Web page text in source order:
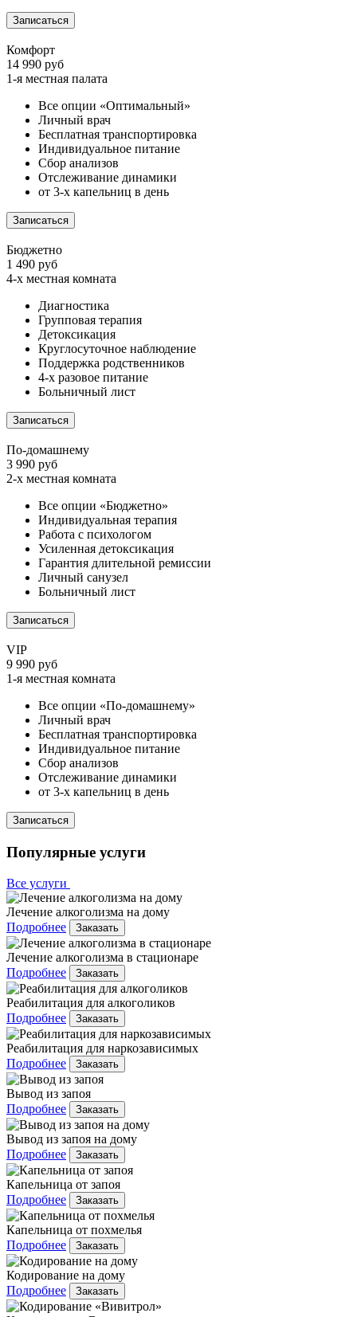
Записаться
Комфорт
14 990 руб
1-я местная палата
Все опции «Оптимальный»
Личный врач
Бесплатная транспортировка
Индивидуальное питание
Сбор анализов
Отслеживание динамики
от 3-х капельниц в день
Записаться
Бюджетно
1 490 руб
4-х местная комната
Диагностика
Групповая терапия
Детоксикация
Круглосуточное наблюдение
Поддержка родственников
4-х разовое питание
Больничный лист
Записаться
По-домашнему
3 990 руб
2-х местная комната
Все опции «Бюджетно»
Индивидуальная терапия
Работа с психологом
Усиленная детоксикация
Гарантия длительной ремиссии
Личный санузел
Больничный лист
Записаться
VIP
9 990 руб
1-я местная комната
Все опции «По-домашнему»
Личный врач
Бесплатная транспортировка
Индивидуальное питание
Сбор анализов
Отслеживание динамики
от 3-х капельниц в день
Записаться
Популярные услуги
Все услуги
Лечение алкоголизма на дому
Подробнее
Заказать
Лечение алкоголизма в стационаре
Подробнее
Заказать
Реабилитация для алкоголиков
Подробнее
Заказать
Реабилитация для наркозависимых
Подробнее
Заказать
Вывод из запоя
Подробнее
Заказать
Вывод из запоя на дому
Подробнее
Заказать
Капельница от запоя
Подробнее
Заказать
Капельница от похмелья
Подробнее
Заказать
Кодирование на дому
Подробнее
Заказать